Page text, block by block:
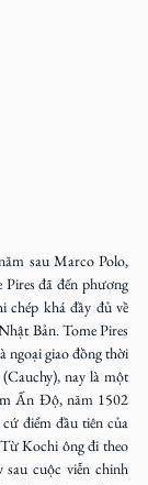
sau Marco Polo,
đã đến phương
chép khá đầy đủ về
Bản. Tome Pires
ngoại giao đồng thời
nay là một
Ấn Độ, năm 1502
điểm đầu tiên của
Kochi ông đi theo
sau cuộc viễn chinh